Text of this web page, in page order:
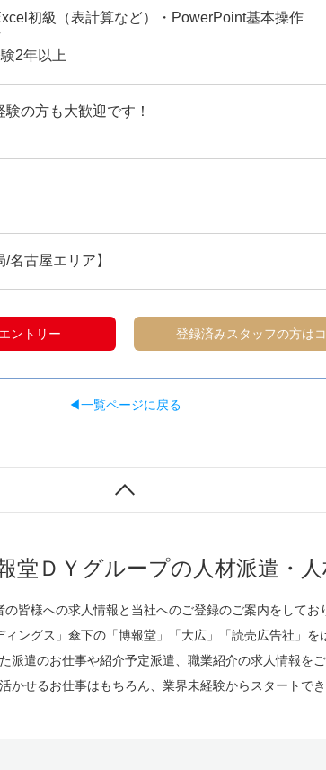
初級（表計算など）・PowerPoint基本操作
2年以上
の方も大歓迎です！
/名古屋エリア】
ントリー 登録済みスタッフの方は
◀一覧ページに戻る
堂ＤＹグループの人材派遣・
の皆様への求人情報と当社へのご登録のご案内をしてお
ィングス」傘下の「博報堂」「大広」「読売広告社」を
派遣のお仕事や紹介予定派遣、職業紹介の求人情報を
かせるお仕事はもちろん、業界未経験からスタートで